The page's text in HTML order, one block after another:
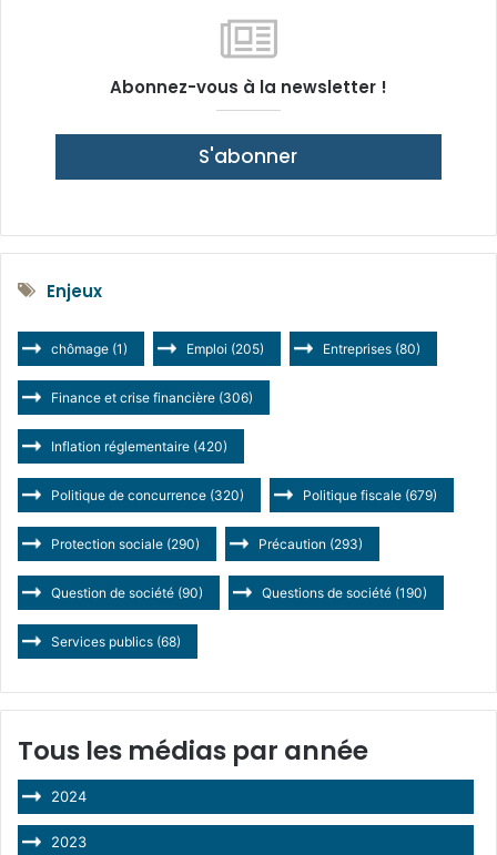
Abonnez-vous à la newsletter !
S'abonner
Enjeux
chômage (1) Emploi (205) Entreprises (80)
Finance et crise financière (306)
Inflation réglementaire (420)
Politique de concurrence (320) Politique fiscale (679)
Protection sociale (290) Précaution (293)
Question de société (90) Questions de société (190)
Services publics (68)
Tous les médias par année
2024
2023